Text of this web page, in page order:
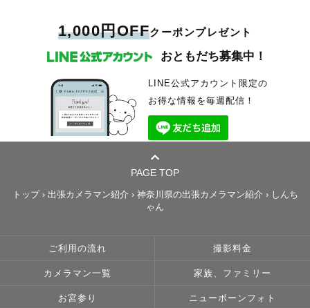
1,000円OFFクーポンプレゼント
おともだち募集中！
LINE公式アカウント限定の
お得な情報を毎週配信！
PAGE TOP
トップ› 出張カメラマン紹介 › 神奈川県の出張カメラマン紹介 › しんち
ゃん
ご利用の流れ 撮影料金
カメラマン一覧 家族、ファミリー
お宮参り ニューボーンフォト